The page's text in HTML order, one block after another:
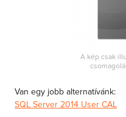
MS Exchange Server
MS SharePoint Server
MS Skype for Business
A kép csak
Van egy jobb alternatívánk:
SQL Server 2014 User CAL